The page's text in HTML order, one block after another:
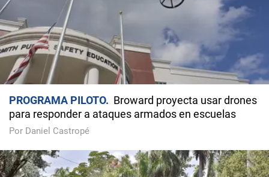
PROGRAMA PILOTO
Broward proyecta usar drones
para responder a ataques armados en escuelas
Por Daniel Castropé